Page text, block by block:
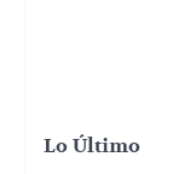
Lo Último